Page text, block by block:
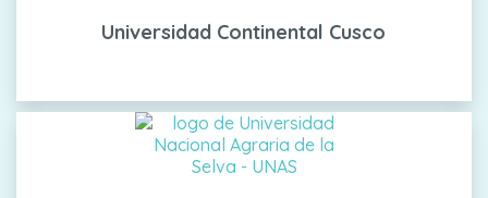
Universidad Continental Cusco